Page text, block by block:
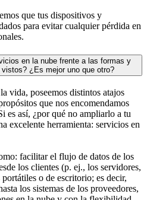
que tus dispositivos y
para evitar cualquier pérdida en
en la nube frente a las formas y
¿Es mejor uno que otro?
vida, poseemos distintos atajos
que nos encomendamos
es así, ¿por qué no ampliarlo a tu
excelente herramienta: servicios en
facilitar el flujo de datos de los
los clientes (p. ej., los servidores,
o de escritorio; es decir,
los sistemas de los proveedores,